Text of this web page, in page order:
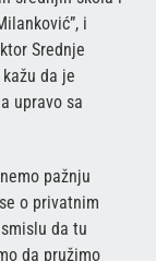
i
Srednje
da je
upravo sa
pažnju
o privatnim
da tu
da pružimo